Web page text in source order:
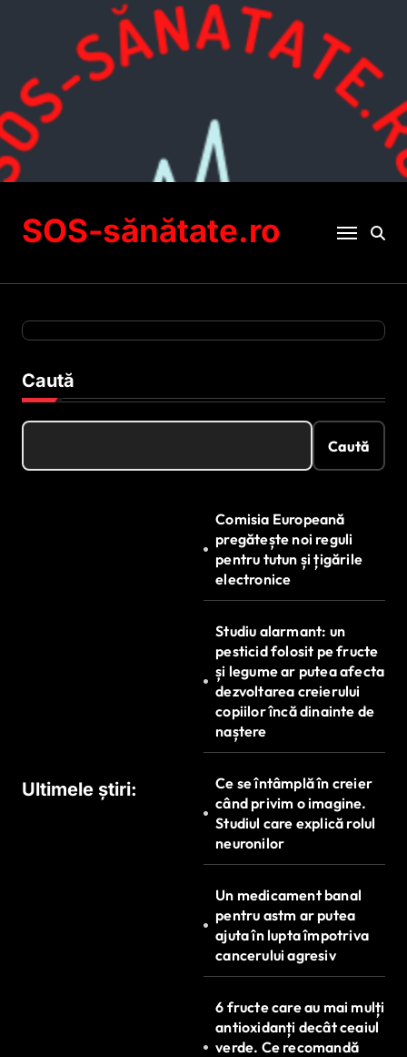
SOS-sănătate.ro
Caută
Caută
Ultimele știri:
Comisia Europeană
pregătește noi reguli
pentru tutun și țigările
electronice
Studiu alarmant: un
pesticid folosit pe fructe
și legume ar putea afecta
dezvoltarea creierului
copiilor încă dinainte de
naștere
Ce se întâmplă în creier
când privim o imagine.
Studiul care explică rolul
neuronilor
Un medicament banal
pentru astm ar putea
ajuta în lupta împotriva
cancerului agresiv
6 fructe care au mai mulți
antioxidanți decât ceaiul
verde. Ce recomandă